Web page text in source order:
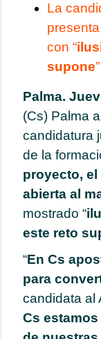
La
con “
supone”
Palma.
(Cs) Palma
candidatura
de la
proyecto, el
abierta al
mostrado “
este reto
“En Cs
para
candidata al
Cs